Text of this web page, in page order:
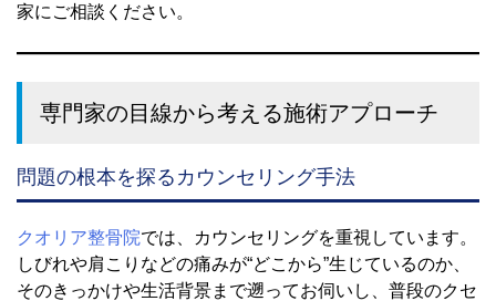
家にご相談ください。
専門家の目線から考える施術アプローチ
問題の根本を探るカウンセリング手法
クオリア整骨院では、カウンセリングを重視しています。
しびれや肩こりなどの痛みが“どこから”生じているのか、
そのきっかけや生活背景まで遡ってお伺いし、普段のクセ